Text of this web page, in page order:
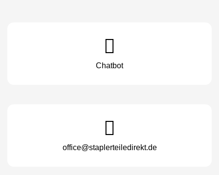
Chatbot
office@staplerteiledirekt.de